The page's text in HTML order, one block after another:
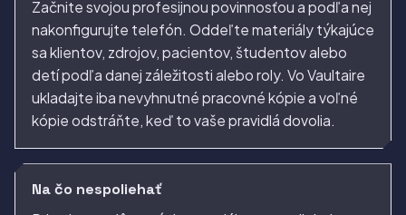
Začnite svojou profesijnou povinnosťou a podľa nej
nakonfigurujte telefón. Oddeľte materiály týkajúce
sa klientov, zdrojov, pacientov, študentov alebo
detí podľa danej záležitosti alebo roly. Vo Vaultaire
ukladajte iba nevyhnutné pracovné kópie a voľné
kópie odstráňte, keď to vaše pravidlá dovolia.
Na čo nespoliehať